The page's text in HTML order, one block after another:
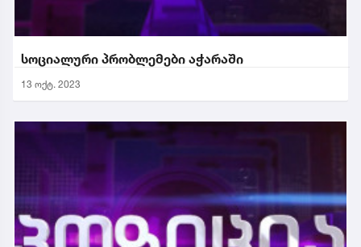
სოციალური პრობლემები აჭარაში
13 ოქტ. 2023